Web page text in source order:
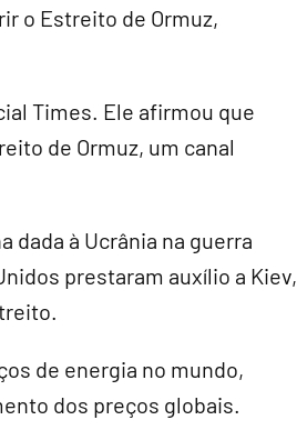
o Estreito de Ormuz,
Times. Ele afirmou que
de Ormuz, um canal
dada à Ucrânia na guerra
prestaram auxílio a Kiev,
de energia no mundo,
dos preços globais.